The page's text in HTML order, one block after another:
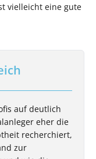
vielleicht eine gute
auf deutlich
eher die
recherchiert,
zur